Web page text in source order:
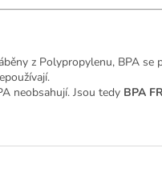
z Polypropylenu, BPA se
neobsahují. Jsou tedy BPA